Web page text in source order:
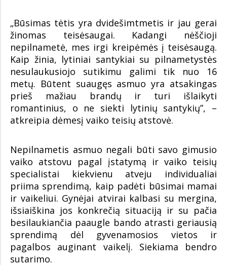
„Būsimas tėtis yra dvidešimtmetis ir jau gerai
žinomas teisėsaugai. Kadangi nėščioji
nepilnametė, mes irgi kreipėmės į teisėsaugą.
Kaip žinia, lytiniai santykiai su pilnametystės
nesulaukusiojo sutikimu galimi tik nuo 16
metų. Būtent suaugęs asmuo yra atsakingas
prieš mažiau brandų ir turi išlaikyti
romantinius, o ne siekti lytinių santykių”, –
atkreipia dėmesį vaiko teisių atstovė.
Nepilnametis asmuo negali būti savo gimusio
vaiko atstovu pagal įstatymą ir vaiko teisių
specialistai kiekvienu atveju individualiai
priima sprendimą, kaip padėti būsimai mamai
ir vaikeliui. Gynėjai atvirai kalbasi su mergina,
išsiaiškina jos konkrečią situaciją ir su pačia
besilaukiančia paaugle bando atrasti geriausią
sprendimą dėl gyvenamosios vietos ir
pagalbos auginant vaikelį. Siekiama bendro
sutarimo.